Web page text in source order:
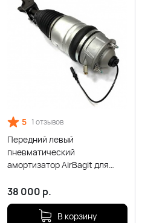
5 1 отзывов
Передний левый
пневматический
амортизатор AirBagit для
38 000 р.
В корзину